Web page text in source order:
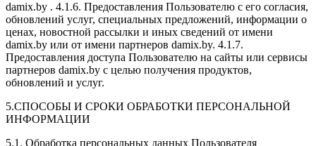
damix.by . 4.1.6. Предоставления Пользователю с его согласия,
обновлений услуг, специальных предложений, информации о
ценах, новостной рассылки и иных сведений от имени
damix.by или от имени партнеров damix.by. 4.1.7.
Предоставления доступа Пользователю на сайты или сервисы
партнеров damix.by с целью получения продуктов,
обновлений и услуг.
5.СПОСОБЫ И СРОКИ ОБРАБОТКИ ПЕРСОНАЛЬНОЙ
ИНФОРМАЦИИ
5.1. Обработка персональных данных Пользователя